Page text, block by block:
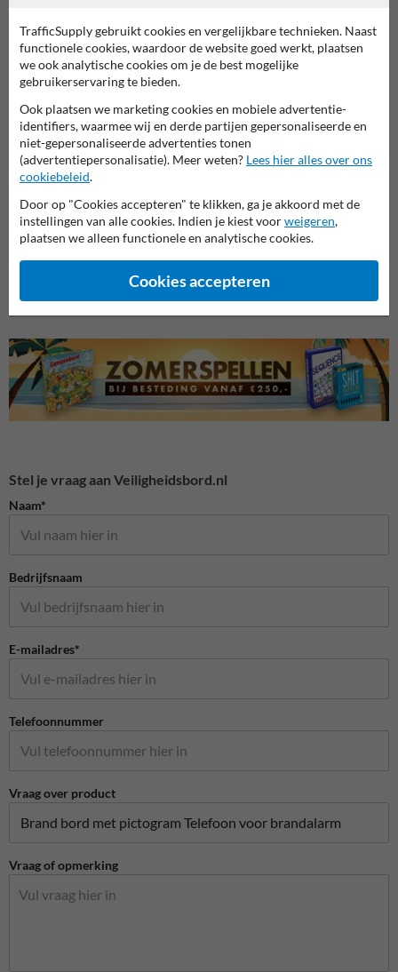
Brand borden
Veiligheidsborden voor
terrein
Stel je vraag aan Veiligheidsbord.nl
Naam*
Bedrijfsnaam
E-mailadres*
Telefoonnummer
Vraag over product
Vraag of opmerking
TrafficSupply gebruikt cookies en vergelijkbare technieken. Naast
functionele cookies, waardoor de website goed werkt, plaatsen
we ook analytische cookies om je de best mogelijke
gebruikerservaring te bieden.
Ook plaatsen we marketing cookies en mobiele advertentie-
identifiers, waarmee wij en derde partijen gepersonaliseerde en
niet-gepersonaliseerde advertenties tonen
(advertentiepersonalisatie). Meer weten? Lees hier alles over ons
cookiebeleid.
Door op "Cookies accepteren" te klikken, ga je akkoord met de
instellingen van alle cookies. Indien je kiest voorweigeren,
plaatsen we alleen functionele en analytische cookies.
Cookies accepteren